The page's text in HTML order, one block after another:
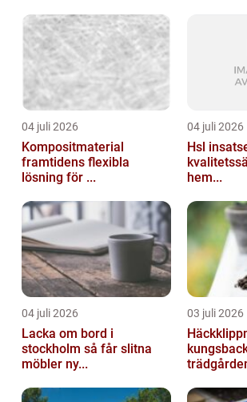
04 juli 2026
Kompositmaterial
framtidens flexibla
lösning för ...
04 juli 2026
Hsl insatser trygg
hem...
04 juli 2026
Lacka om bord i
stockholm så får slitna
möbler ny...
03 juli 2026
kungsbacka så